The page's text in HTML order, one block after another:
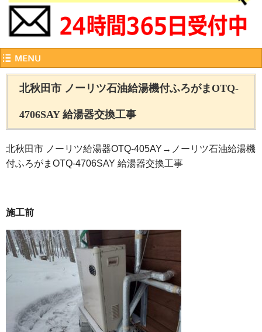
北秋田市 ノーリツ石油給湯機付ふろがまOTQ-
4706SAY 給湯器交換工事
北秋田市 ノーリツ給湯器OTQ-405AY→ノーリツ石油給湯機
付ふろがまOTQ-4706SAY 給湯器交換工事
施工前